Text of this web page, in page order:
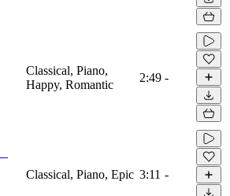
Classical, Piano,
Happy, Romantic
2:49 -
Classical, Piano, Epic 3:11 -